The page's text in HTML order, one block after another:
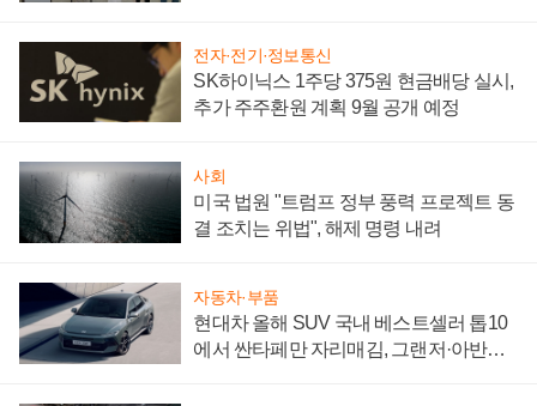
전자·전기·정보통신
SK하이닉스 1주당 375원 현금배당 실시,
추가 주주환원 계획 9월 공개 예정
사회
미국 법원 "트럼프 정부 풍력 프로젝트 동
결 조치는 위법", 해제 명령 내려
자동차·부품
현대차 올해 SUV 국내 베스트셀러 톱10
에서 싼타페만 자리매김, 그랜저·아반떼